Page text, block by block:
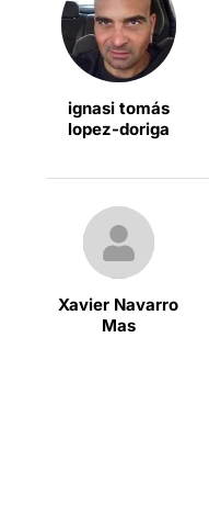
ignasi tomás
lopez-doriga
Xavier Navarro
Mas